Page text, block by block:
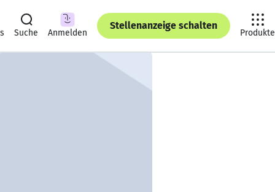
Suche Anmelden
Stellenanzeige schalten
Produkte